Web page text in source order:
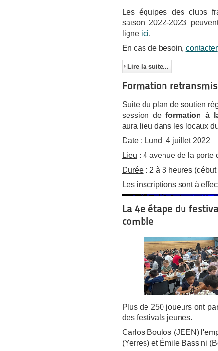
Les équipes des clubs
saison 2022-2023
ligne ici.
En cas de besoin, contacter
Lire la suite...
Formation
Suite du plan de soutien
session deformation à
aura lieu dans les locaux
Date: Lundi 4 juillet 2022
Lieu : 4 avenue de la porte
Durée: 2 à 3 heures (début
Les inscriptions sont à
La 4e étape du
comble
Plus de 250 joueurs ont
des festivals jeunes.
Carlos Boulos (JEEN)
(Yerres) et Émile Bassini